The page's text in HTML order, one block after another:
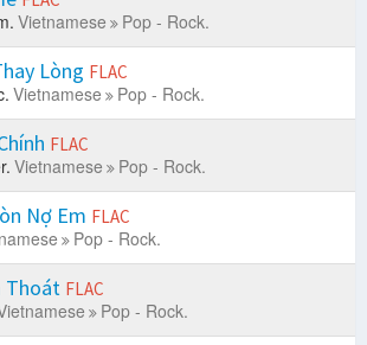
Vietnamese Pop - Rock.
Lòng FLAC
Vietnamese Pop - Rock.
FLAC
Vietnamese Pop - Rock.
Nợ Em FLAC
Pop - Rock.
Thoát FLAC
Pop - Rock.